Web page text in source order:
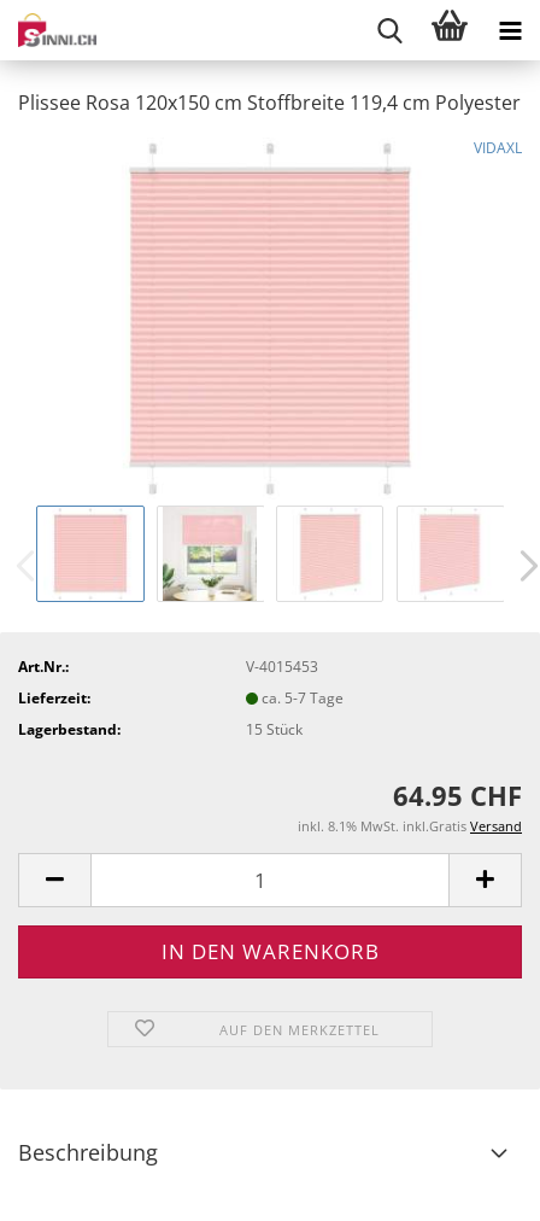
Plissee Rosa 120x150 cm Stoffbreite 119,4 cm Polyester
VIDAXL
Art.Nr.:
V-4015453
Lieferzeit:
ca. 5-7 Tage
Lagerbestand:
15Stück
64.95 CHF
inkl. 8.1% MwSt. inkl.Gratis Versand
AUF DEN MERKZETTEL
Beschreibung